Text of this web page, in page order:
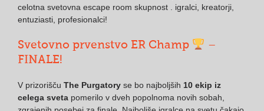
celotna svetovna escape room skupnost . igralci, kreatorji,
entuziasti, profesionalci!
Svetovno prvenstvo ER Champ
–
FINALE!
V prizorišču The Purgatoryse bo najboljših 10 ekip iz
celega svetapomerilo v dveh popolnoma novih sobah,